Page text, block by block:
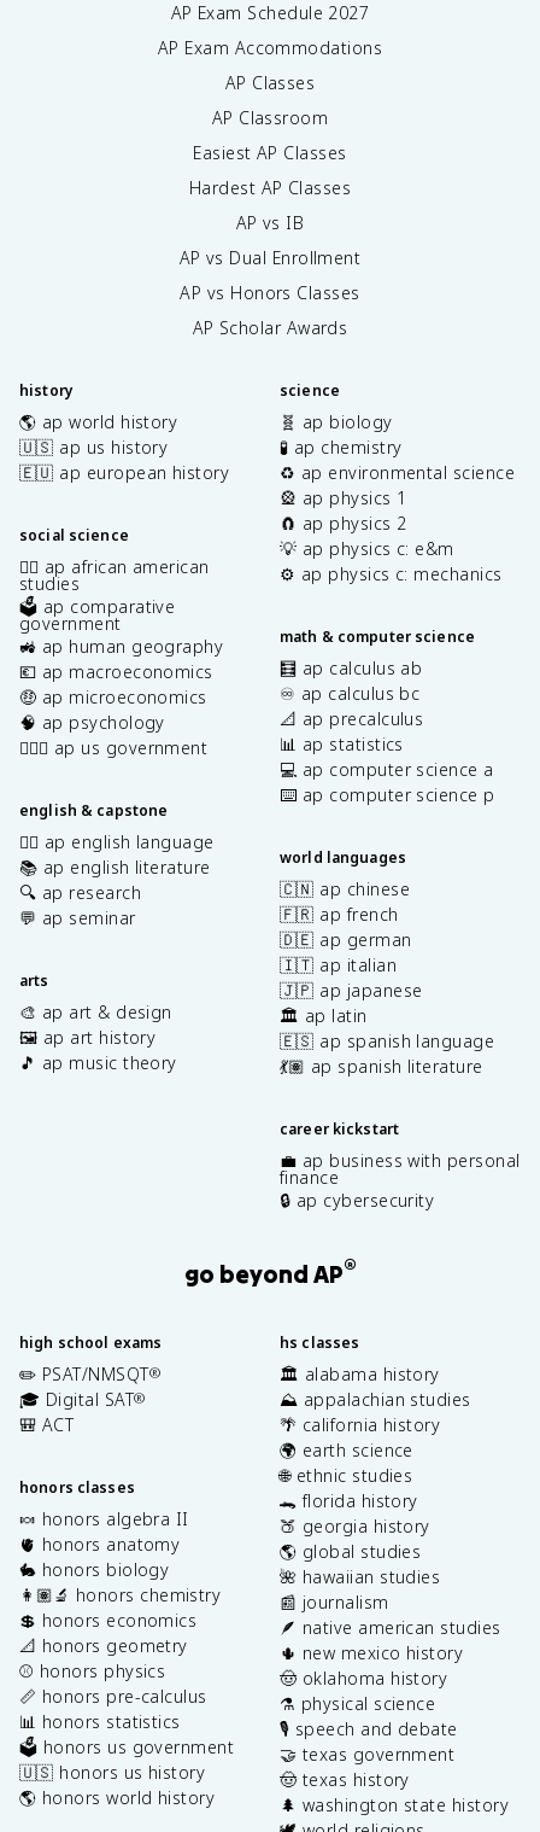
AP Exam Schedule 2027
AP Exam Accommodations
AP Classes
AP Classroom
Easiest AP Classes
Hardest AP Classes
AP vs IB
AP vs Dual Enrollment
AP vs Honors Classes
AP Scholar Awards
history
🌎 ap world history
🇺🇸 ap us history
🇪🇺 ap european history
social science
✊🏿 ap african american
studies
🗳️ ap comparative
government
🚜 ap human geography
💶 ap macroeconomics
🤑 ap microeconomics
🧠 ap psychology
👩🏾‍⚖️ ap us government
english & capstone
✍🏽 ap english language
📚 ap english literature
🔍 ap research
💬 ap seminar
arts
🎨 ap art & design
🖼️ ap art history
🎵 ap music theory
science
🧬 ap biology
🧪 ap chemistry
♻️ ap environmental science
🎡 ap physics 1
🧲 ap physics 2
💡 ap physics c: e&m
⚙️ ap physics c: mechanics
math & computer science
🧮 ap calculus ab
♾️ ap calculus bc
📐 ap precalculus
📊 ap statistics
💻 ap computer science a
⌨️ ap computer science p
world languages
🇨🇳 ap chinese
🇫🇷 ap french
🇩🇪 ap german
🇮🇹 ap italian
🇯🇵 ap japanese
🏛️ ap latin
🇪🇸 ap spanish language
💃🏽 ap spanish literature
career kickstart
💼 ap business with personal
finance
🔒 ap cybersecurity
go beyond AP®
high school exams
✏️ PSAT/NMSQT®
🎓 Digital SAT®
🎒 ACT
honors classes
🍬 honors algebra II
🫀 honors anatomy
🐇 honors biology
👩🏽‍🔬 honors chemistry
💲 honors economics
📐 honors geometry
⚾️ honors physics
📏 honors pre-calculus
📊 honors statistics
🗳️ honors us government
🇺🇸 honors us history
🌎 honors world history
hs classes
🏛️ alabama history
⛰️ appalachian studies
🌴 california history
🌍 earth science
🌐 ethnic studies
🐊 florida history
🍑 georgia history
🌎 global studies
🌺 hawaiian studies
📰 journalism
🪶 native american studies
🌵 new mexico history
🤠 oklahoma history
⚗️ physical science
🎙️ speech and debate
🤝 texas government
🤠 texas history
🌲 washington state history